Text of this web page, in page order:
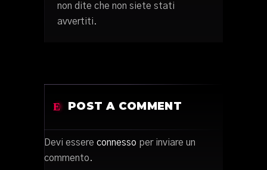
non dite che non siete stati
avvertiti.
POST A COMMENT
Devi essere connesso per inviare un
commento.